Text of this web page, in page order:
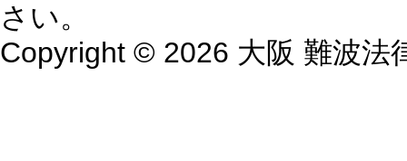
さい。
Copyright © 2026 大阪 難波法